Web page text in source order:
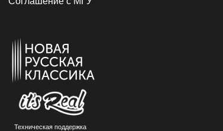
Техническая поддержка